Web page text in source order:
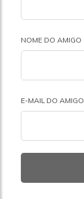
NOME DO AMIGO
E-MAIL DO AMIGO